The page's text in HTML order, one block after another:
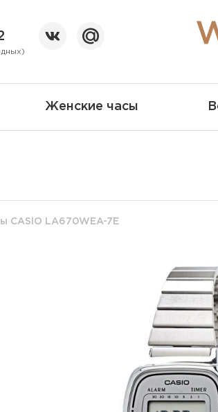
Женские часы
CASIO LA670WEA-7E